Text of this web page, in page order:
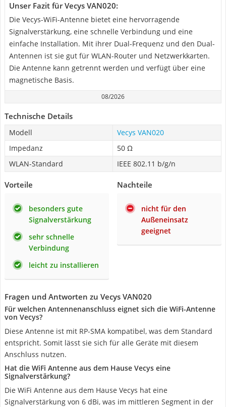
Unser Fazit für Vecys VAN020:
Die Vecys-WiFi-Antenne bietet eine hervorragende
Signalverstärkung, eine schnelle Verbindung und eine
einfache Installation. Mit ihrer Dual-Frequenz und den Dual-
Antennen ist sie gut für WLAN-Router und Netzwerkkarten.
Die Antenne kann getrennt werden und verfügt über eine
magnetische Basis.
08/2026
Technische Details
Modell
Vecys VAN020
Impedanz
50 Ω
WLAN-Standard
IEEE 802.11 b/g/n
Vorteile
besonders gute
Signalverstärkung
sehr schnelle
Verbindung
leicht zu installieren
Nachteile
nicht für den
Außeneinsatz
geeignet
Fragen und Antworten zu Vecys VAN020
Für welchen Antennenanschluss eignet sich die WiFi-Antenne
von Vecys?
Diese Antenne ist mit RP-SMA kompatibel, was dem Standard
entspricht. Somit lässt sie sich für alle Geräte mit diesem
Anschluss nutzen.
Hat die WiFi Antenne aus dem Hause Vecys eine
Signalverstärkung?
Die WiFi Antenne aus dem Hause Vecys hat eine
Signalverstärkung von 6 dBi, was im mittleren Segment in der